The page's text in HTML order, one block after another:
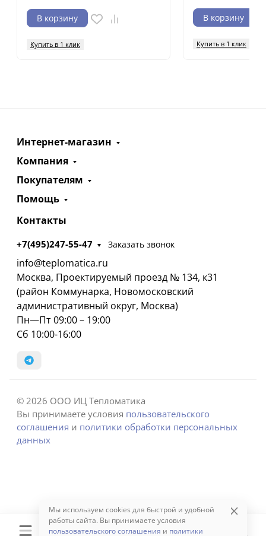
В корзину
Купить в 1 клик
В корзину
Купить в 1 клик
Интернет-магазин
Компания
Покупателям
Помощь
Контакты
+7(495)247-55-47 Заказать звонок
info@teplomatica.ru
Москва, Проектируемый проезд № 134, к31
(район Коммунарка, Новомосковский
административный округ, Москва)
Пн—Пт 09:00 – 19:00
Сб 10:00-16:00
© 2026 ООО ИЦ Тепломатика
Вы принимаете условия пользовательского
соглашения и политики обработки персональных
данных
Мы используем cookies для быстрой и удобной
работы сайта. Вы принимаете условия
пользовательского соглашения и политики